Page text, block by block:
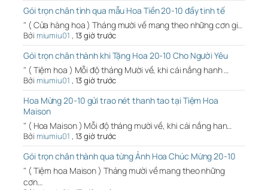
Gói trọn chân tình qua mẫu Hoa Tiền 20-10 đầy tinh tế
" ( Cửa hàng hoa ) Tháng mười về mang theo những cơn gi…
Bởi miumiu01 , 13 giờ trước
Gói trọn chân thành khi Tặng Hoa 20-10 Cho Người Yêu
" ( Tiệm hoa ) Mỗi độ tháng Mười về, khi cái nắng hanh …
Bởi miumiu01 , 13 giờ trước
Hoa Mừng 20-10 gửi trao nét thanh tao tại Tiệm Hoa
Maison
" ( Hoa Maison ) Mỗi độ tháng mười về, khi cái nắng han…
Bởi miumiu01 , 13 giờ trước
Gói trọn chân thành qua từng Ảnh Hoa Chúc Mừng 20-10
" ( Tiệm hoa Maison ) Tháng mười về mang theo những
cơn…